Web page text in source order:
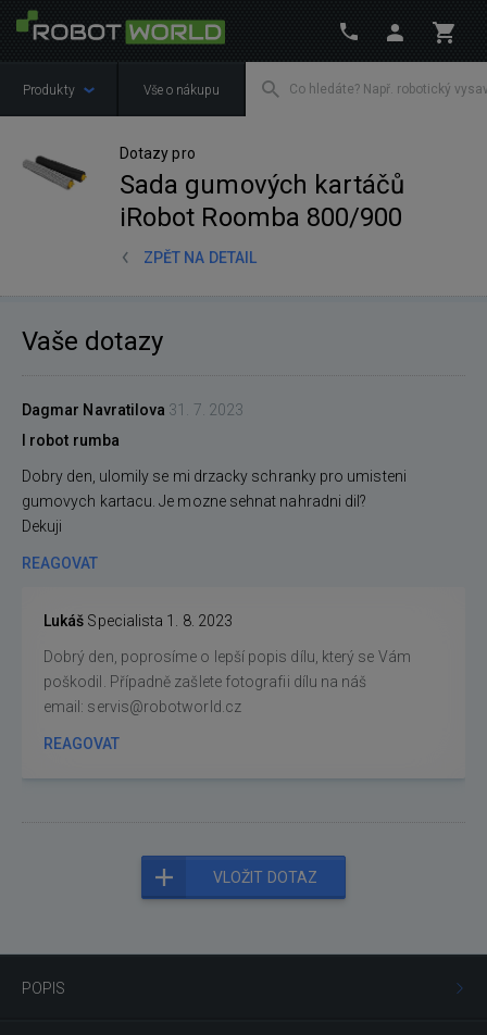
Produkty Vše o nákupu
Dotazy pro
Sada gumových kartáčů
iRobot Roomba 800/900
ZPĚT NA DETAIL
POPIS
Vaše dotazy
Dagmar Navratilova 31. 7. 2023
I robot rumba
Dobry den, ulomily se mi drzacky schranky pro umisteni
gumovych kartacu. Je mozne sehnat nahradni dil?
Dekuji
REAGOVAT
Lukáš Specialista 1. 8. 2023
Dobrý den, poprosíme o lepší popis dílu, který se Vám
poškodil. Případně zašlete fotografii dílu na náš
email: servis@robotworld.cz
REAGOVAT
VLOŽIT DOTAZ